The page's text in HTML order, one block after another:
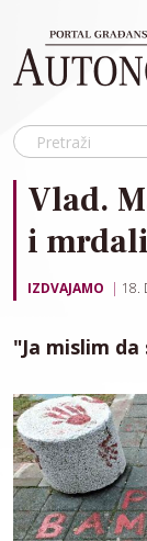
Vlad.
i
IZDVAJAMO 18.
"Ja mislim